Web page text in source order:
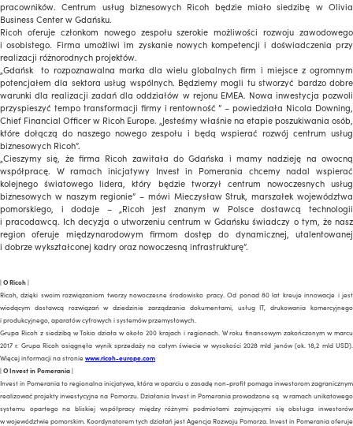
pracowników. Centrum usług biznesowych Ricoh będzie miało siedzibę w Olivia
Business Center w Gdańsku.
Ricoh oferuje członkom nowego zespołu szerokie możliwości rozwoju zawodowego
i osobistego. Firma umożliwi im zyskanie nowych kompetencji i doświadczenia przy
realizacji różnorodnych projektów.
„Gdańsk to rozpoznawalna marka dla wielu globalnych firm i miejsce z ogromnym
potencjałem dla sektora usług wspólnych. Będziemy mogli tu stworzyć bardzo dobre
warunki dla realizacji zadań dla oddziałów w rejonu EMEA. Nowa inwestycja pozwoli
przyspieszyć tempo transformacji firmy i rentowność ” – powiedziała Nicola Downing,
Chief Financial Officer w Ricoh Europe. „Jesteśmy właśnie na etapie poszukiwania osób,
które dołączą do naszego nowego zespołu i będą wspierać rozwój centrum usług
biznesowych Ricoh”.
„Cieszymy się, że firma Ricoh zawitała do Gdańska i mamy nadzieję na owocną
współpracę. W ramach inicjatywy Invest in Pomerania chcemy nadal wspierać
kolejnego światowego lidera, który będzie tworzył centrum nowoczesnych usług
biznesowych w naszym regionie” – mówi Mieczysław Struk, marszałek województwa
pomorskiego, i dodaje – „Ricoh jest znanym w Polsce dostawcą technologii
i pracodawcą. Ich decyzja o utworzeniu centrum w Gdańsku świadczy o tym, że nasz
region oferuje międzynarodowym firmom dostęp do dynamicznej, utalentowanej
i dobrze wykształconej kadry oraz nowoczesną infrastrukturę”.
|ORicoh|
Ricoh, dzięki swoim rozwiązaniom tworzy nowoczesne środowisko pracy. Od ponad 80 lat kreuje innowacje i jest
wiodącym dostawcą rozwiązań w dziedzinie zarządzania dokumentami, usług IT, drukowania komercyjnego
i produkcyjnego, aparatów cyfrowych i systemów przemysłowych.
Grupa Ricoh z siedzibą w Tokio działa w około 200 krajach i regionach. W roku finansowym zakończonym w marcu
2017 r. Grupa Ricoh osiągnęła wynik sprzedaży na całym świecie w wysokości 2028 mld jenów (ok. 18,2 mld USD).
Więcej informacji na stroniewww.ricoh-europe.com
|OInvest in Pomerania|
Invest in Pomerania to regionalna inicjatywa, która w oparciu o zasadę non-profit pomaga inwestorom zagranicznym
realizować projekty inwestycyjne na Pomorzu. Działania Invest in Pomerania prowadzone są w ramach unikatowego
systemu opartego na bliskiej współpracy między różnymi podmiotami zajmującymi się obsługa inwestorów
w województwie pomorskim. Koordynatorem tych działań jest Agencja Rozwoju Pomorza. Invest in Pomerania oferuje